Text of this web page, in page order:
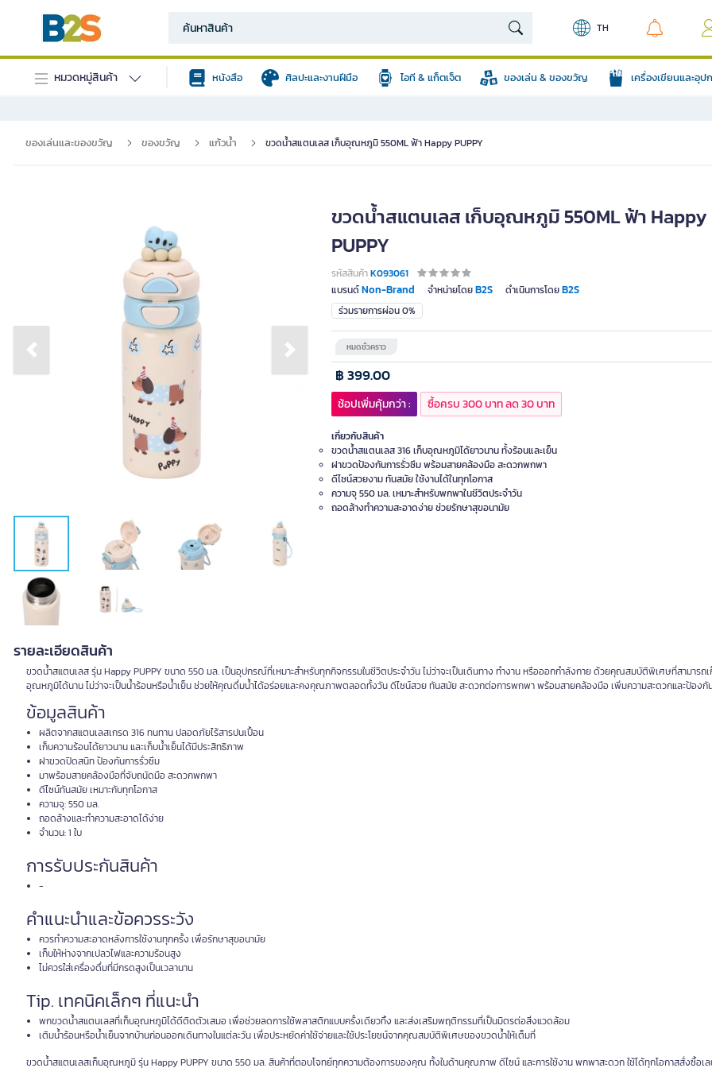
TH
หมวดหมู่สินค้า หนังสือ ศิลปะและงานฝีมือ ไอที & แก็ตเจ็ต ของเล่น & ของขวัญ เครื่องเขียนและอุ
ของเล่นและของขวัญ ของขวัญ แก้วน้ำ ขวดน้ำสแตนเลส เก็บอุณหภูมิ 550ML ฟ้า Happy PUPPY
Previous slide Next slide
ขวดน้ำสแตนเลส เก็บอุณหภูมิ 550ML ฟ้า Happy
PUPPY
รหัสสินค้าK093061
แบรนด์Non-Brand จำหน่ายโดยB2S ดำเนินการโดยB2S
ร่วมรายการผ่อน 0%
หมดชั่วคราว
฿ 399.00
ช้อปเพิ่มคุ้มกว่า : ซื้อครบ 300 บาท ลด 30 บาท
เกี่ยวกับสินค้า
ขวดน้ำสแตนเลส 316 เก็บอุณหภูมิได้ยาวนาน ทั้งร้อนและเย็น
ฝาขวดป้องกันการรั่วซึม พร้อมสายคล้องมือ สะดวกพกพา
ดีไซน์สวยงาม ทันสมัย ใช้งานได้ในทุกโอกาส
ความจุ 550 มล. เหมาะสำหรับพกพาในชีวิตประจำวัน
ถอดล้างทำความสะอาดง่าย ช่วยรักษาสุขอนามัย
รายละเอียดสินค้า
ขวดน้ำสแตนเลส รุ่น Happy PUPPY ขนาด 550 มล. เป็นอุปกรณ์ที่เหมาะสำหรับทุกกิจกรรมในชีวิตประจำวัน ไม่ว่าจะเป็นเดินทาง ทำงาน หรือออกกำลังกาย ด้วยคุณสมบัติพิเศษที่สามารถ
อุณหภูมิได้นาน ไม่ว่าจะเป็นน้ำร้อนหรือน้ำเย็น ช่วยให้คุณดื่มน้ำได้อร่อยและคงคุณภาพตลอดทั้งวัน ดีไซน์สวย ทันสมัย สะดวกต่อการพกพา พร้อมสายคล้องมือ เพิ่มความสะดวกและป้องกั
ข้อมูลสินค้า
ผลิตจากสแตนเลสเกรด 316 ทนทาน ปลอดภัยไร้สารปนเปื้อน
เก็บความร้อนได้ยาวนาน และเก็บน้ำเย็นได้มีประสิทธิภาพ
ฝาขวดปิดสนิท ป้องกันการรั่วซึม
มาพร้อมสายคล้องมือที่จับถนัดมือ สะดวกพกพา
ดีไซน์ทันสมัย เหมาะกับทุกโอกาส
ความจุ: 550 มล.
ถอดล้างและทำความสะอาดได้ง่าย
จำนวน: 1 ใบ
การรับประกันสินค้า
-
คำแนะนำและข้อควรระวัง
ควรทำความสะอาดหลังการใช้งานทุกครั้ง เพื่อรักษาสุขอนามัย
เก็บให้ห่างจากเปลวไฟและความร้อนสูง
ไม่ควรใส่เครื่องดื่มที่มีกรดสูงเป็นเวลานาน
Tip. เทคนิคเล็กๆ ที่แนะนำ
พกขวดน้ำสแตนเลสที่เก็บอุณหภูมิได้ดีติดตัวเสมอ เพื่อช่วยลดการใช้พลาสติกแบบครั้งเดียวทิ้ง และส่งเสริมพฤติกรรมที่เป็นมิตรต่อสิ่งแวดล้อม
เติมน้ำร้อนหรือน้ำเย็นจากบ้านก่อนออกเดินทางในแต่ละวัน เพื่อประหยัดค่าใช้จ่ายและใช้ประโยชน์จากคุณสมบัติพิเศษของขวดน้ำให้เต็มที่
ขวดน้ำสแตนเลสเก็บอุณหภูมิ รุ่น Happy PUPPY ขนาด 550 มล. สินค้าที่ตอบโจทย์ทุกความต้องการของคุณ ทั้งในด้านคุณภาพ ดีไซน์ และการใช้งาน พกพาสะดวก ใช้ได้ทุกโอกาสสั่งซื้อเ